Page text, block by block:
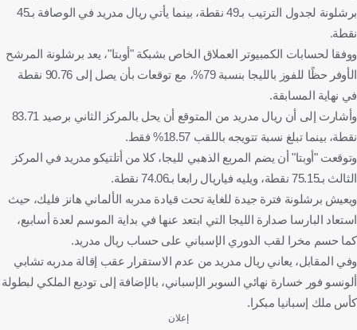
برشلونة لجدول الترتيب بـ49 نقطة، بينما يأتي ريال مدريد في الوصافة بـ45
نقطة.
ووفقا لحسابات الكمبيوتر العملاق الخاص بشبكة "أوبتا"، يعد برشلونة المرشح
الأوفر حظًا للفوز بالليجا بنسبة 79%، مع توقعات بأن يصل إلى 90.76 نقطة
في نهاية المسابقة.
وأشارت إلى أن ريال مدريد من المتوقع أن يحل بالمركز الثاني برصيد 83.71
نقطة، بينما تبلغ نسبة تتويجه باللقب 18.57% فقط.
وتوقعت "أوبتا" أن يضم المربع الذهبي لليجا، كلا من أتلتيكو مدريد في المركز
الثالث بـ75.15 نقطة، ويليه فياريال رابعا بـ74.06 نقطة.
ويعيش برشلونة فترة جيدة للغاية تحت قيادة مدربه الألماني هانز فليك، حيث
استعاد البارسا صدارة الليجا التي ابتعد عنها في بداية الموسم لعدة أسابيع،
كما حسم مخرا لقب الدوري الإسباني على حساب ريال مدريد.
وفي المقابل، يعاني ريال مدريد من عدم الاستقرار عقب إقالة مدربه تشابي
ألونسو فور خسارة نهائي السوبر الإسباني، بالإضافة إلى توديع الملكي لبطولة
كأس ملك إسبانيا مبكرا.
إعلان